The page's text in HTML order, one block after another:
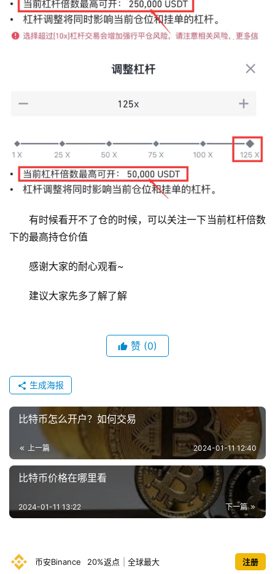
有时候看开不了仓的时候，可以关注一下当前杠杆倍数
下的最高持仓价值
感谢大家的耐心观看~
建议大家先多了解了解
赞 (0)
生成海报
比特币怎么开户？如何交易
上一篇 2024-01-11 12:40
比特币价格在哪里看
下一篇
2024-01-11 13:22
币安Binance 20%返点 全球最大 注册